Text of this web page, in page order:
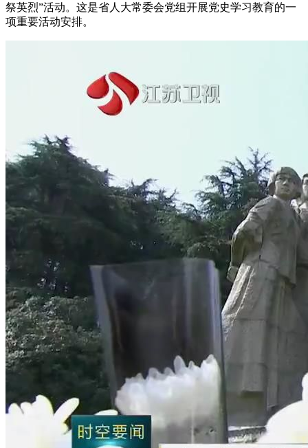
祭英烈”活动。这是省人大常委会党组开展党史学习教育的一
项重要活动安排。